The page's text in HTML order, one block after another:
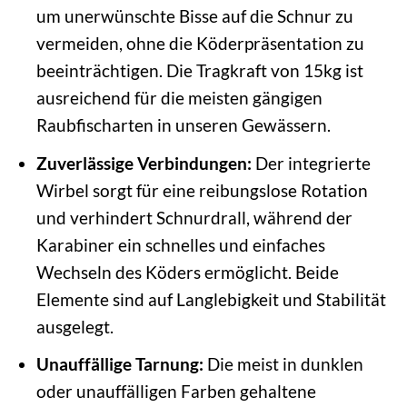
um unerwünschte Bisse auf die Schnur zu
vermeiden, ohne die Köderpräsentation zu
beeinträchtigen. Die Tragkraft von 15kg ist
ausreichend für die meisten gängigen
Raubfischarten in unseren Gewässern.
Zuverlässige Verbindungen: Der integrierte
Wirbel sorgt für eine reibungslose Rotation
und verhindert Schnurdrall, während der
Karabiner ein schnelles und einfaches
Wechseln des Köders ermöglicht. Beide
Elemente sind auf Langlebigkeit und Stabilität
ausgelegt.
Unauffällige Tarnung: Die meist in dunklen
oder unauffälligen Farben gehaltene